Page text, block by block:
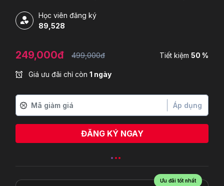
Học viên đăng ký
89,528
249,000đ 499,000đ Tiết kiệm 50 %
Giá ưu đãi chỉ còn 1 ngày
Áp dụng
ĐĂNG KÝ NGAY
Lê Hồng Phúc vừa đăng kýƯu đãi tốt nhất